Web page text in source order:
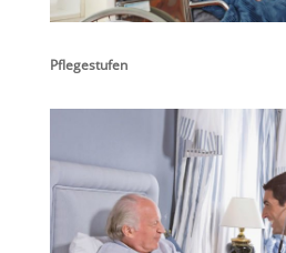
Pflegestufen